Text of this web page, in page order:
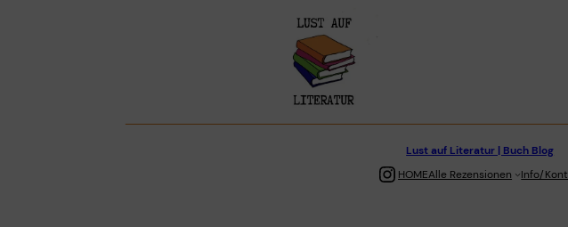
Lust auf Literatur | Buch Blog
Instagram
HOMEAlle Rezensionen Info/